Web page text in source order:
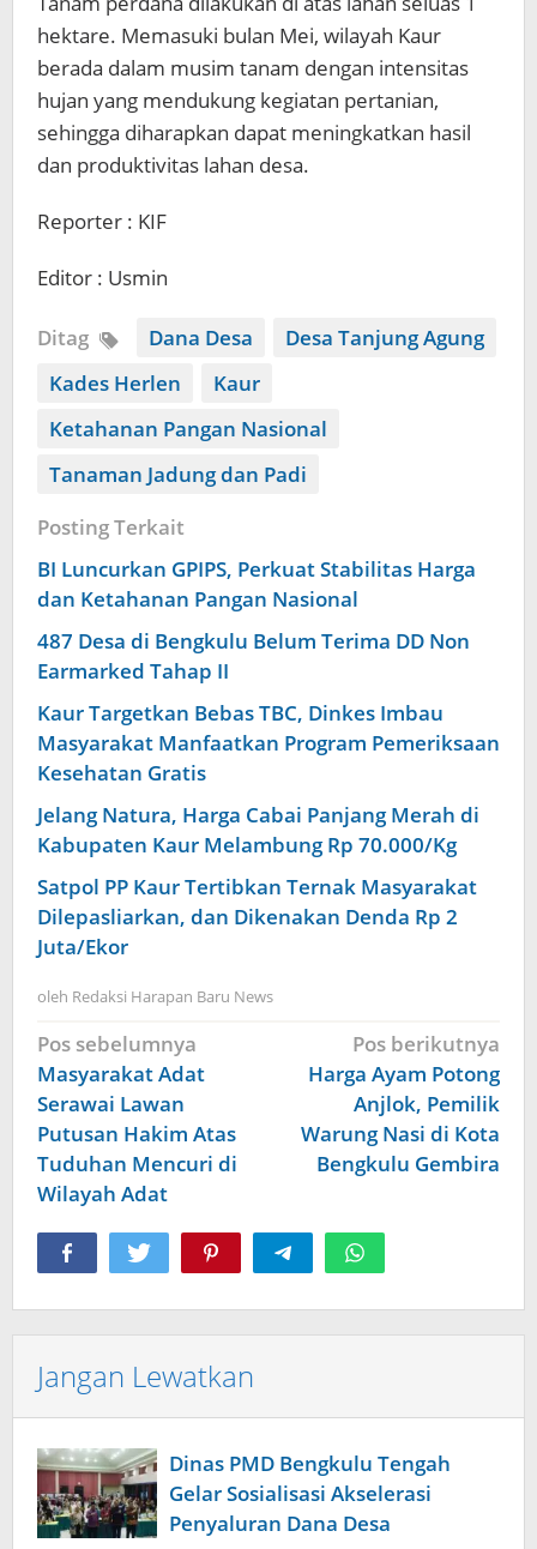
hektare. Memasuki bulan Mei, wilayah Kaur
berada dalam musim tanam dengan intensitas
hujan yang mendukung kegiatan pertanian,
sehingga diharapkan dapat meningkatkan hasil
dan produktivitas lahan desa.
Reporter : KIF
Editor : Usmin
Ditag Dana Desa
Desa Tanjung Agung
Kades Herlen
Kaur
Ketahanan Pangan Nasional
Tanaman Jadung dan Padi
Posting Terkait
BI Luncurkan GPIPS, Perkuat Stabilitas Harga
dan Ketahanan Pangan Nasional
487 Desa di Bengkulu Belum Terima DD Non
Earmarked Tahap II
Kaur Targetkan Bebas TBC, Dinkes Imbau
Masyarakat Manfaatkan Program Pemeriksaan
Kesehatan Gratis
Jelang Natura, Harga Cabai Panjang Merah di
Kabupaten Kaur Melambung Rp 70.000/Kg
Satpol PP Kaur Tertibkan Ternak Masyarakat
Dilepasliarkan, dan Dikenakan Denda Rp 2
Juta/Ekor
oleh Redaksi Harapan Baru News
Navigasi
pos
Pos sebelumnya
Masyarakat Adat
Serawai Lawan
Putusan Hakim Atas
Tuduhan Mencuri di
Wilayah Adat
Pos berikutnya
Harga Ayam Potong
Anjlok, Pemilik
Warung Nasi di Kota
Bengkulu Gembira
Jangan Lewatkan
Dinas PMD Bengkulu Tengah
Gelar Sosialisasi Akselerasi
Penyaluran Dana Desa